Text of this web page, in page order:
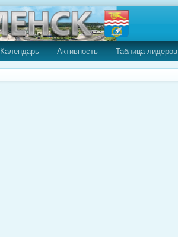
Календарь Активность Таблица лидеров